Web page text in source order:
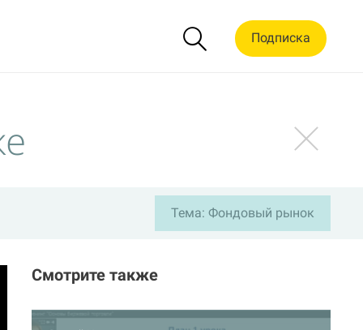
Подписка
Тема: Фондовый рынок
Смотрите также